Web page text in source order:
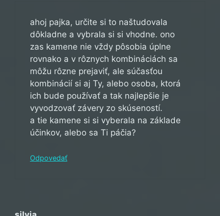
ahoj pajka, určite si to naštudovala
dôkladne a vybrala si si vhodne. ono
zas kamene nie vždy pôsobia úplne
rovnako a v rôznych kombináciách sa
môžu rôzne prejaviť, ale súčasťou
kombinácií si aj Ty, alebo osoba, ktorá
ich bude používať a tak najlepšie je
vyvodzovať závery zo skúseností.
a tie kamene si si vyberala na základe
účinkov, alebo sa Ti páčia?
Odpovedať